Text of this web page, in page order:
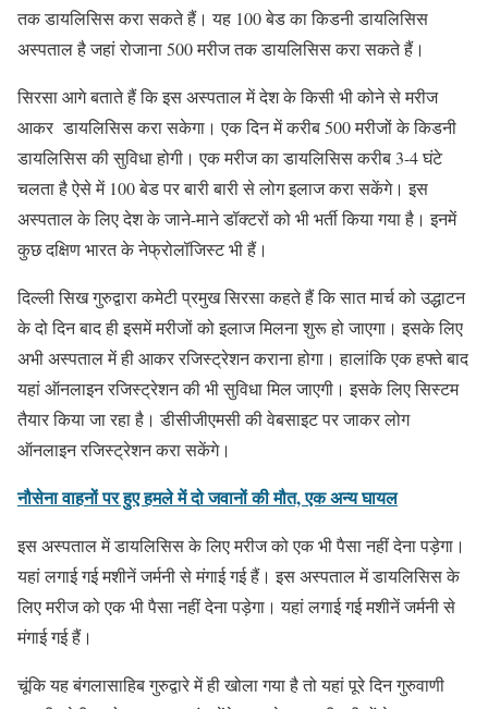
तक डायलिसिस करा सकते हैं। यह 100 बेड का किडनी डायलिसिस
अस्‍पताल है जहां रोजाना 500 मरीज तक डायलिसिस करा सकते हैं।
सिरसा आगे बताते हैं कि इस अस्‍पताल में देश के किसी भी कोने से मरीज
आकर डायलिसिस करा सकेगा। एक दिन में करीब 500 मरीजों के किडनी
डायलिसिस की सुविधा होगी। एक मरीज का डायलिसिस करीब 3-4 घंटे
चलता है ऐसे में 100 बेड पर बारी बारी से लोग इलाज करा सकेंगे। इस
अस्‍पताल के लिए देश के जाने-माने डॉक्‍टरों को भी भर्ती किया गया है। इनमें
कुछ दक्षिण भारत के नेफ्रोलॉजिस्‍ट भी हैं।
दिल्‍ली सिख गुरुद्वारा कमेटी प्रमुख सिरसा कहते हैं कि सात मार्च को उद्धाटन
के दो दिन बाद ही इसमें मरीजों को इलाज मिलना शुरू हो जाएगा। इसके लिए
अभी अस्‍पताल में ही आकर रजिस्‍ट्रेशन कराना होगा। हालांकि एक हफ्ते बाद
यहां ऑनलाइन रजिस्‍ट्रेशन की भी सुविधा मिल जाएगी। इसके लिए सिस्‍टम
तैयार किया जा रहा है। डीसीजीएमसी की वेबसाइट पर जाकर लोग
ऑनलाइन रजिस्‍ट्रेशन करा सकेंगे।
नौसेना वाहनों पर हुए हमले में दो जवानों की मौत, एक अन्य घायल
इस अस्‍पताल में डायलिसिस के लिए मरीज को एक भी पैसा नहीं देना पड़ेगा।
यहां लगाई गई मशीनें जर्मनी से मंगाई गई हैं। इस अस्‍पताल में डायलिसिस के
लिए मरीज को एक भी पैसा नहीं देना पड़ेगा। यहां लगाई गई मशीनें जर्मनी से
मंगाई गई हैं।
चूंकि यह बंगलासाहिब गुरुद्वारे में ही खोला गया है तो यहां पूरे दिन गुरुवाणी